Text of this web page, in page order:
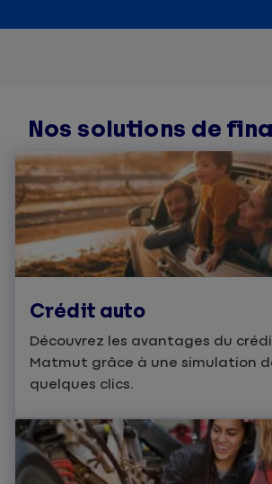
Nos solutions de
Crédit auto
Découvrez les avantages du
Matmut grâce à une simulation
quelques clics.